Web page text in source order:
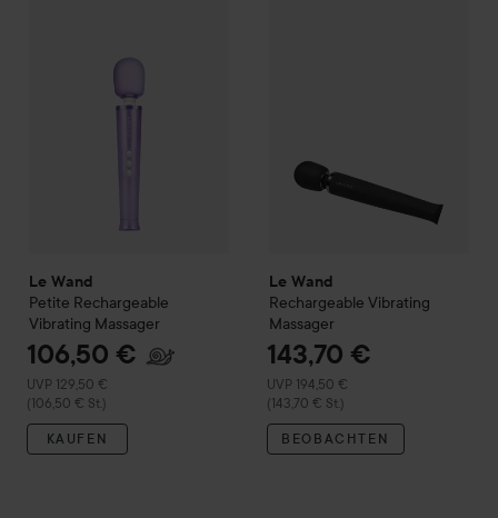
Le Wand
Petite Rechargeable
Vibrating Massager
106,50 €
UVP 129,50 €
Empfohlener Preis 129,50 €
(106,50 € St.)
KAUFEN
Le Wand
Rechargeable Vibrating
Massager
143,70 €
UVP 194,50 €
Empfohlener Preis 194,50 €
(143,70 € St.)
BEOBACHTEN